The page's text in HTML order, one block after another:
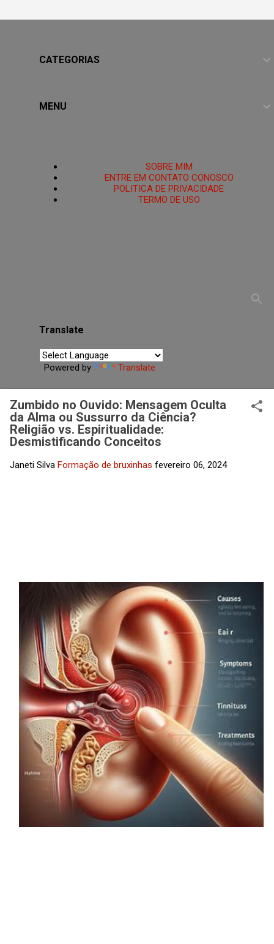
CATEGORIAS
MENU
SOBRE MIM
ENTRE EM CONTATO CONOSCO
POLITICA DE PRIVACIDADE
TERMO DE USO
equilíbrio interior, clareza espiritual e fortalecimento da
Translate
Powered by Translate
Zumbido no Ouvido: Mensagem Oculta
da Alma ou Sussurro da Ciência?
Religião vs. Espiritualidade:
Desmistificando Conceitos
Janeti Silva Formação de bruxinhas fevereiro 06, 2024